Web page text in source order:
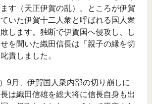
す（天正伊賀の乱）。ところが伊賀
いた伊賀十二人衆と呼ばれる国人衆
します。独断で伊賀国へ侵攻し、し
を聞いた織田信長は「親子の縁を切
責しました。
9月、伊賀国人衆内部の切り崩しに
は織田信雄を総大将に信長自身も出